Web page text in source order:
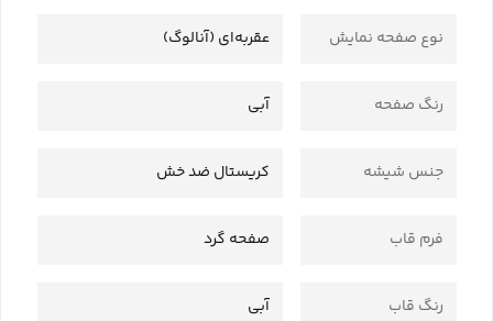
نوع صفحه نمایش عقربه‌ای (آنالوگ)
رنگ صفحه آبی
جنس شیشه کریستال ضد خش
فرم قاب صفحه گرد
رنگ قاب آبی